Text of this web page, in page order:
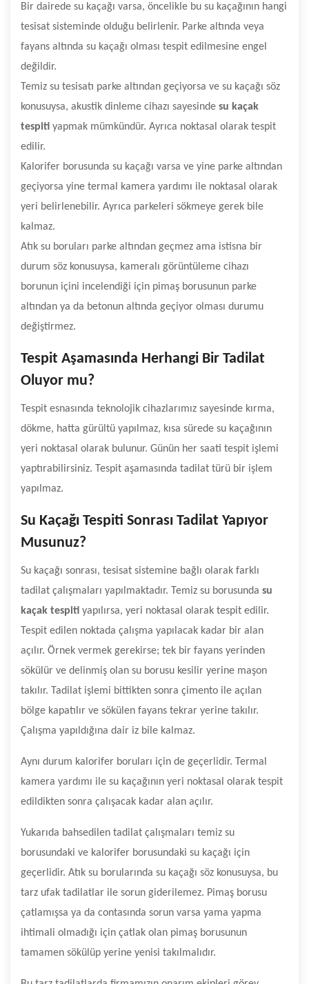
Bir dairede su kaçağı varsa, öncelikle bu su kaçağının hangi
tesisat sisteminde olduğu belirlenir. Parke altında veya
fayans altında su kaçağı olması tespit edilmesine engel
değildir.
Temiz su tesisatı parke altından geçiyorsa ve su kaçağı söz
konusuysa, akustik dinleme cihazı sayesinde su kaçak
tespiti yapmak mümkündür. Ayrıca noktasal olarak tespit
edilir.
Kalorifer borusunda su kaçağı varsa ve yine parke altından
geçiyorsa yine termal kamera yardımı ile noktasal olarak
yeri belirlenebilir. Ayrıca parkeleri sökmeye gerek bile
kalmaz.
Atık su boruları parke altından geçmez ama istisna bir
durum söz konusuysa, kameralı görüntüleme cihazı
borunun içini incelendiği için pimaş borusunun parke
altından ya da betonun altında geçiyor olması durumu
değiştirmez.
Tespit Aşamasında Herhangi Bir Tadilat
Oluyor mu?
Tespit esnasında teknolojik cihazlarımız sayesinde kırma,
dökme, hatta gürültü yapılmaz, kısa sürede su kaçağının
yeri noktasal olarak bulunur. Günün her saati tespit işlemi
yaptırabilirsiniz. Tespit aşamasında tadilat türü bir işlem
yapılmaz.
Su Kaçağı Tespiti Sonrası Tadilat Yapıyor
Musunuz?
Su kaçağı sonrası, tesisat sistemine bağlı olarak farklı
tadilat çalışmaları yapılmaktadır. Temiz su borusunda su
kaçak tespiti yapılırsa, yeri noktasal olarak tespit edilir.
Tespit edilen noktada çalışma yapılacak kadar bir alan
açılır. Örnek vermek gerekirse; tek bir fayans yerinden
sökülür ve delinmiş olan su borusu kesilir yerine maşon
takılır. Tadilat işlemi bittikten sonra çimento ile açılan
bölge kapatılır ve sökülen fayans tekrar yerine takılır.
Çalışma yapıldığına dair iz bile kalmaz.
Aynı durum kalorifer boruları için de geçerlidir. Termal
kamera yardımı ile su kaçağının yeri noktasal olarak tespit
edildikten sonra çalışacak kadar alan açılır.
Yukarıda bahsedilen tadilat çalışmaları temiz su
borusundaki ve kalorifer borusundaki su kaçağı için
geçerlidir. Atık su borularında su kaçağı söz konusuysa, bu
tarz ufak tadilatlar ile sorun giderilemez. Pimaş borusu
çatlamışsa ya da contasında sorun varsa yama yapma
ihtimali olmadığı için çatlak olan pimaş borusunun
tamamen sökülüp yerine yenisi takılmalıdır.